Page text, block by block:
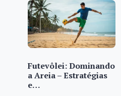
Futevôlei: Dominando
a Areia – Estratégias
e…